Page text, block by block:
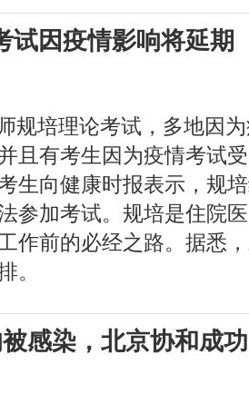
试因疫情影响将延期
规培理论考试，多地因
且有考生因为疫情考试
生向健康时报表示，规
参加考试。规培是住院
作前的必经之路。据悉
。
感染，北京协和成